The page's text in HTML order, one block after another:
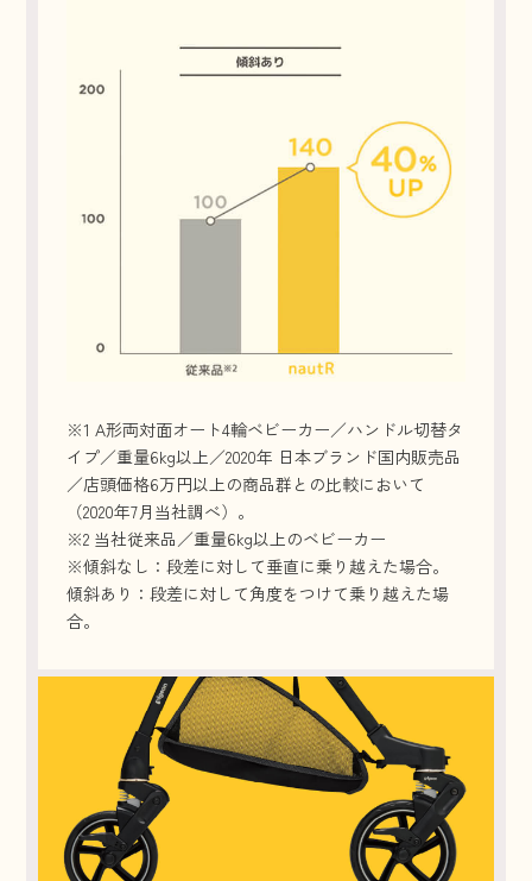
※1 A形両対面オート4輪ベビーカー／ハンドル切替タ
イプ／重量6kg以上／2020年 日本ブランド国内販売品
／店頭価格6万円以上の商品群との比較において
（2020年7月当社調べ）。
※2 当社従来品／重量6kg以上のベビーカー
※傾斜なし：段差に対して垂直に乗り越えた場合。
傾斜あり：段差に対して角度をつけて乗り越えた場
合。